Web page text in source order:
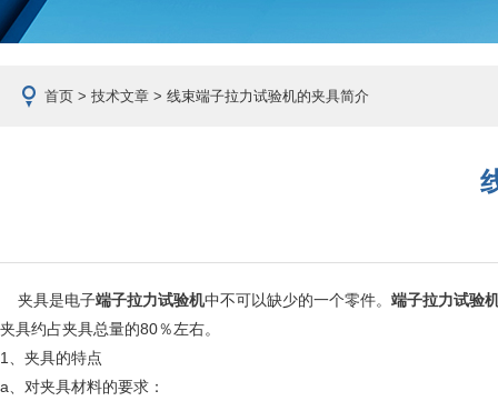
首页 > 技术文章 > 线束端子拉力试验机的夹具简介
夹具是电子端子拉力试验机中不可以缺少的一个零件。 端子拉力试验
夹具约占夹具总量的80％左右。
1、夹具的特点
a、对夹具材料的要求：